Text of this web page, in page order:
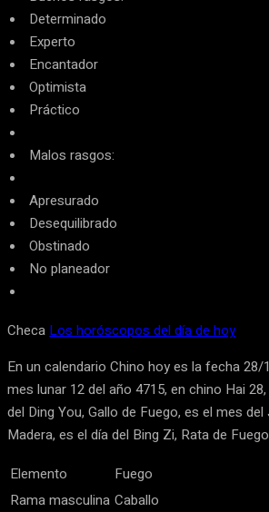
Determinado
Experto
Encantador
Optimista
Práctico
Malos rasgos:
Apresurado
Desequilibrado
Obstinado
No planeador
Checa Los horóscopos del día de hoy
En un calendario Chino hoy es la fecha 28/
mes lunar 12 del año 4715, en chino Hai
del Ding You, Gallo de Fuego, es el mes del
Madera, es el día del Bing Zi, Rata de
Elemento
Fuego
Rama masculina Caballo